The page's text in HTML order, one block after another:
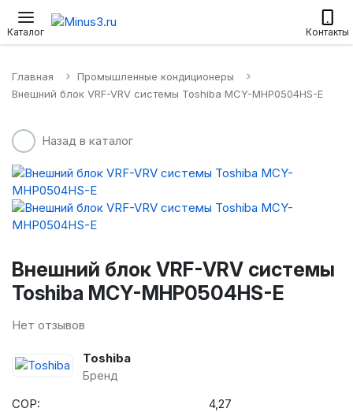
Каталог Контакты
Настенные сплит-системы
Главная
Промышленные кондиционеры
Внешний блок VRF-VRV системы Toshiba MCY-MHP0504HS-E
Назад в каталог
Внешний блок VRF-VRV системы
Toshiba MCY-MHP0504HS-E
Нет отзывов
Toshiba
Бренд
COP:
4,27